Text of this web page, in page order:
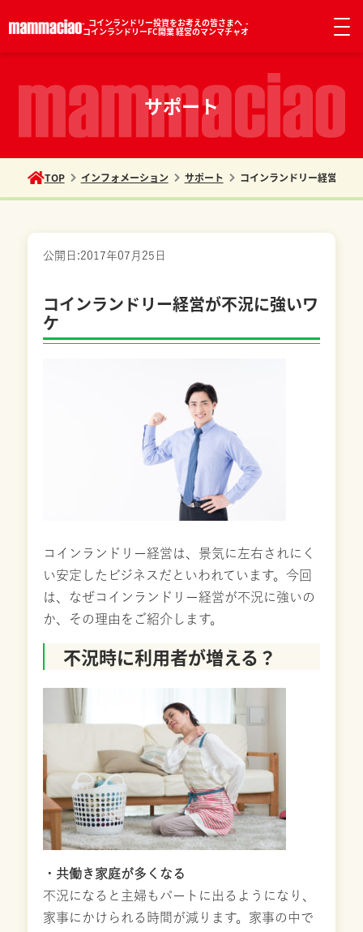
コインランドリー投資をお考えの皆さまへ
コインランドリーFC開業 経営のマンマチャオ
サポート
TOP インフォメーション サポート コインランドリー経営が不
公開日:2017年07月25日
コインランドリー経営が不況に強いワ
ケ
コインランドリー経営は、景気に左右されにく
い安定したビジネスだといわれています。今回
は、なぜコインランドリー経営が不況に強いの
か、その理由をご紹介します。
不況時に利用者が増える？
・共働き家庭が多くなる
不況になると主婦もパートに出るようになり、
家事にかけられる時間が減ります。家事の中で